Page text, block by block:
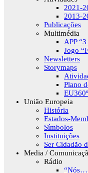
2021-
2013-
Publicações
Multimédia
APP
Jogo
Newsletters
Storymaps
Plano
EU360º
União Europeia
História
Estados-
Símbolos
Instituições
Ser Cidadão
Media /
Rádio
“Nós…